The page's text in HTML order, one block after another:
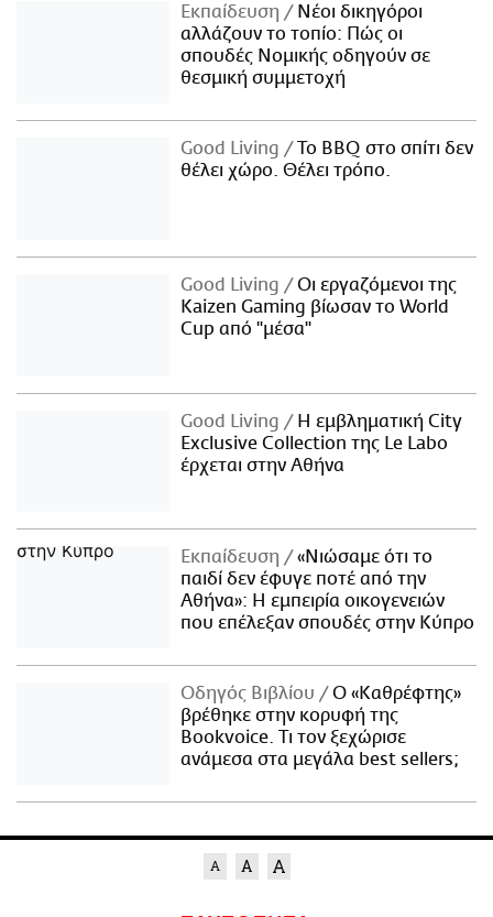
Εκπαίδευση
Νέοι δικηγόροι
αλλάζουν το τοπίο: Πώς οι
σπουδές Νομικής οδηγούν σε
θεσμική συμμετοχή
Good Living
Το BBQ στο σπίτι δεν
θέλει χώρο. Θέλει τρόπο.
Good Living
Οι εργαζόμενοι της
Kaizen Gaming βίωσαν το World
Cup από "μέσα"
Good Living
Η εμβληματική City
Exclusive Collection της Le Labo
έρχεται στην Αθήνα
Εκπαίδευση
«Νιώσαμε ότι το
παιδί δεν έφυγε ποτέ από την
Αθήνα»: Η εμπειρία οικογενειών
που επέλεξαν σπουδές στην Κύπρο
Οδηγός Βιβλίου
Ο «Καθρέφτης»
βρέθηκε στην κορυφή της
Bookvoice. Τι τον ξεχώρισε
ανάμεσα στα μεγάλα best sellers;